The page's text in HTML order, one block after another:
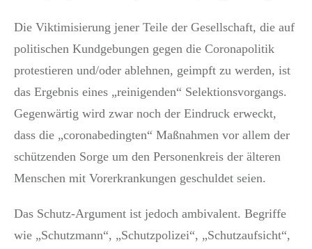
Die Viktimisierung jener Teile der Gesellschaft, die auf
politischen Kundgebungen gegen die Coronapolitik
protestieren und/oder ablehnen, geimpft zu werden, ist
das Ergebnis eines „reinigenden“ Selektionsvorgangs.
Gegenwärtig wird zwar noch der Eindruck erweckt,
dass die „coronabedingten“ Maßnahmen vor allem der
schützenden Sorge um den Personenkreis der älteren
Menschen mit Vorerkrankungen geschuldet seien.
Das Schutz-Argument ist jedoch ambivalent. Begriffe
wie „Schutzmann“, „Schutzpolizei“, „Schutzaufsicht“,